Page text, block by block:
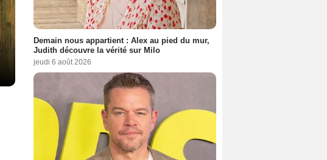
Demain nous appartient : Alex au pied du mur,
Judith découvre la vérité sur Milo
jeudi 6 août 2026